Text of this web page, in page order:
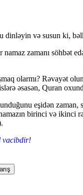
və susun ki,
zamanı söhbət
olarmı? Rəvayət
əsasən, Quran
eşidən
birinci və ikinci
vacibdir!